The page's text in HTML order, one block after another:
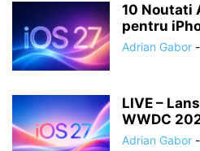
10 Noutati
pentru
Adrian Gabor -
LIVE –
WWDC
Adrian Gabor -